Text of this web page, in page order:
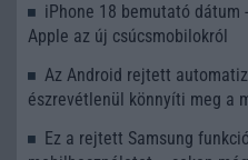
iPhone 18 bemutató
Apple az új csúcsmobilokról
Az Android rejtett
észrevétlenül könnyíti meg a
Ez a rejtett Samsung